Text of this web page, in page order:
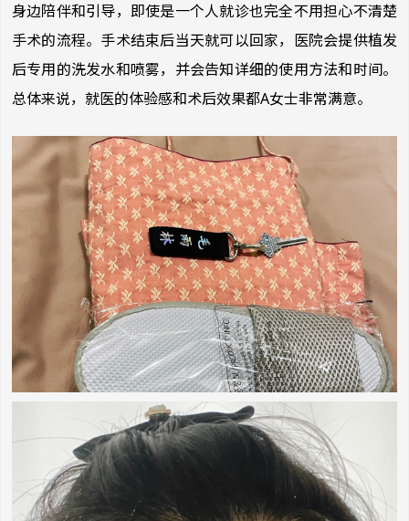
身边陪伴和引导，即使是一个人就诊也完全不用担心不清楚
手术的流程。手术结束后当天就可以回家，医院会提供植发
后专用的洗发水和喷雾，并会告知详细的使用方法和时间。
总体来说，就医的体验感和术后效果都A女士非常满意。